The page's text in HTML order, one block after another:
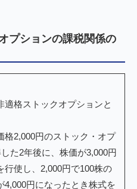
プションの課税関係の
適格ストックオプションと
格2,000円のストック・オプ
た2年後に、株価が3,000円
行使し、2,000円で100株の
円になったとき株式を